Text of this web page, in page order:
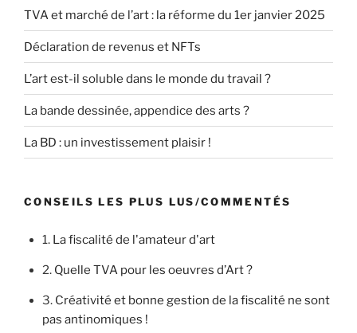
TVA et marché de l’art : la réforme du 1er janvier 2025
Déclaration de revenus et NFTs
L’art est-il soluble dans le monde du travail ?
La bande dessinée, appendice des arts ?
La BD : un investissement plaisir !
CONSEILS LES PLUS LUS/COMMENTÉS
1. La fiscalité de l'amateur d'art
2. Quelle TVA pour les oeuvres d’Art ?
3. Créativité et bonne gestion de la fiscalité ne sont
pas antinomiques !